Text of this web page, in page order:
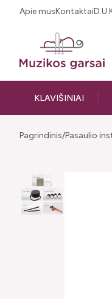
Apie musKontaktai
KLAVIŠINIAI
Pagrindinis Pasaulio